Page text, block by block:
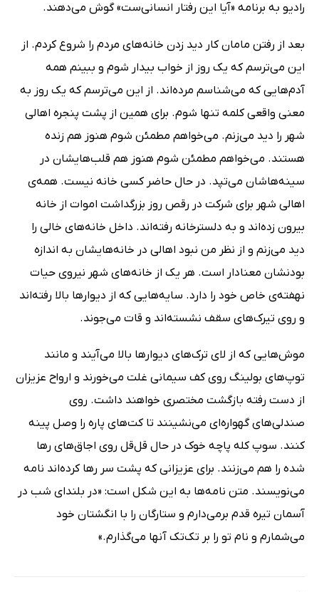
رادیو به برنامه «آیا این رفتار انسانی‌ست» گوش می‌دهند.
بعد از رفتن مامان کار دید زدن خانه‌های مردم را شروع کردم. از
این می‌ترسم که یک روز از خواب بیدار شوم و ببینم همه
آدم‌هایی که می‌شناسم مرده‌اند. از این می‌ترسم که یک روز به
معنی واقعی کلمه تنها شوم. برای همین از پشت پنجره اهالی
شهر را دید می‌زنم. می‌خواهم مطمئن شوم هنوز هم زنده
هستند. می‌خواهم مطمئن شوم هنوز هم قلب‌هایشان در
سینه‌هاشان می‌تپد. در حال حاضر کسی خانه نیست. همه‌ی
اهالی شهر برای شرکت در رقص روز بزرگداشت اموات از خانه
بیرون زده‌اند و به دلسترخانه رفته‌اند. داخل خانه‌های خالی را
دید می‌زنم و از نظر من نبود اهالی در خانه‌هایشان به اندازه
بودنشان معنادار است. هر یک از خانه‌های شهر نیروی حیات
نهفته‌ی خاص خود را دارد. سایه‌هایی که از دیوارها بالا رفته‌اند
و روی تیرک‌های سقف نشسته‌اند و قات می‌جوند.
موش‌هایی که از لای ترک‌های دیوارها بالا می‌آیند و مانند
توپ‌های بولینگ روی کف سیمانی غلت می‌خورند و ارواح عزیزان
از دست رفته بازگشت مختصری خواهند داشت. روی
صندلی‌های گهواره‌ای می‌نشینند تا کت‌های پاره را وصل پینه
کنند. سوپ کله پاچه خوک در حال قل‌قل روی اجاق‌های رها
شده را هم می‌زنند. برای عزیزانی که پشت سر رها کرده‌اند نامه
می‌نویسند. متن نامه‌ها به این شکل است: «در بلندای شب در
آسمان تیره قدم برمی‌دارم و ستارگان را با انگشتان خود
می‌شمارم و نام تو را بر تک‌تک آنها می‌گذارم.»